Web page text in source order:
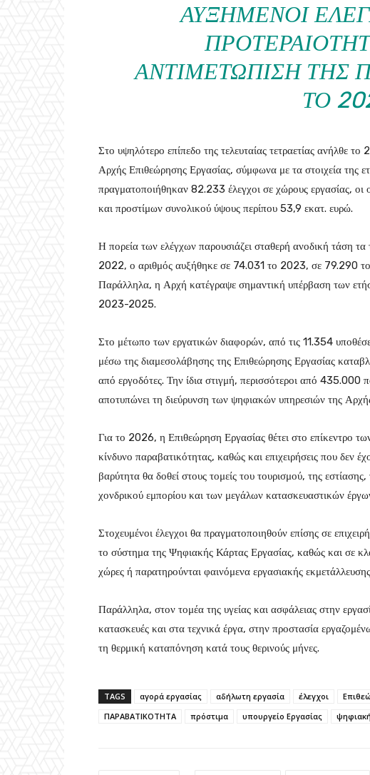
ΑΥΞΗΜΈΝΟΙ
ΑΝΤΙΜΕΤΏΠΙΣΗ ΤΗΣ
ΤΟ
Στο υψηλότερο επίπεδο της τελευταίας τετραετίας ανήλθε
Αρχής Επιθεώρησης Εργασίας, σύμφωνα με τα στοιχεία της
πραγματοποιήθηκαν 82.233 έλεγχοι σε χώρους εργασίας,
και προστίμων συνολικού ύψους περίπου 53,9 εκατ. ευρώ.
Η πορεία των ελέγχων παρουσιάζει σταθερή ανοδική τάση
2022, ο αριθμός αυξήθηκε σε 74.031 το 2023, σε 79.290
Παράλληλα, η Αρχή κατέγραψε σημαντική υπέρβαση των
2023-2025.
Στο μέτωπο των εργατικών διαφορών, από τις 11.354
μέσω της διαμεσολάβησης της Επιθεώρησης Εργασίας
από εργοδότες. Την ίδια στιγμή, περισσότεροι από 435.000
αποτυπώνει τη διεύρυνση των ψηφιακών υπηρεσιών της
Για το 2026, η Επιθεώρηση Εργασίας θέτει στο επίκεντρο
κίνδυνο παραβατικότητας, καθώς και επιχειρήσεις που δεν
βαρύτητα θα δοθεί στους τομείς του τουρισμού, της
χονδρικού εμπορίου και των μεγάλων κατασκευαστικών
Στοχευμένοι έλεγχοι θα πραγματοποιηθούν επίσης σε
το σύστημα της Ψηφιακής Κάρτας Εργασίας, καθώς και σε
χώρες ή παρατηρούνται φαινόμενα εργασιακής
Παράλληλα, στον τομέα της υγείας και ασφάλειας στην
κατασκευές και στα τεχνικά έργα, στην προστασία
τη θερμική καταπόνηση κατά τους θερινούς μήνες.
TAGS αγορά εργασίας αδήλωτη εργασία έλεγχοι
ΠΑΡΑΒΑΤΙΚΟΤΗΤΑ
πρόστιμα υπουργείο Εργασίας